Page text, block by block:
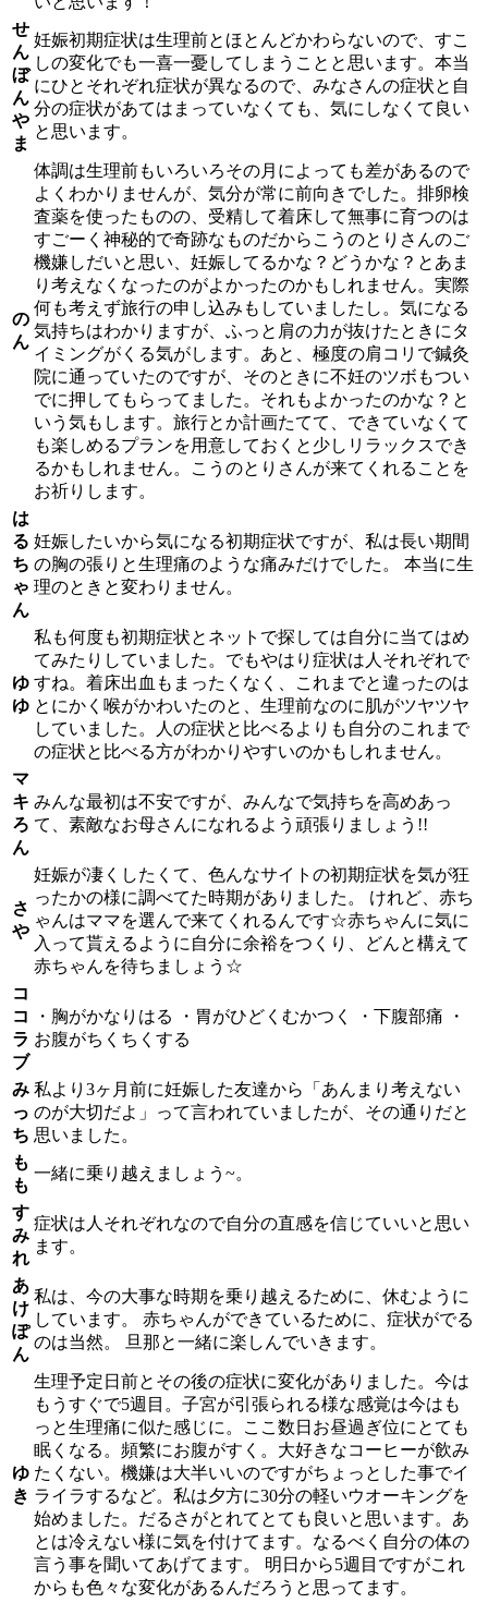
せ
ん
ぼ
ん
や
ま
妊娠初期症状は生理前とほとんどかわらないので、すこ
しの変化でも一喜一憂してしまうことと思います。本当
にひとそれぞれ症状が異なるので、みなさんの症状と自
分の症状があてはまっていなくても、気にしなくて良い
と思います。
の
ん
体調は生理前もいろいろその月によっても差があるので
よくわかりませんが、気分が常に前向きでした。排卵検
査薬を使ったものの、受精して着床して無事に育つのは
すごーく神秘的で奇跡なものだからこうのとりさんのご
機嫌しだいと思い、妊娠してるかな？どうかな？とあま
り考えなくなったのがよかったのかもしれません。実際
何も考えず旅行の申し込みもしていましたし。気になる
気持ちはわかりますが、ふっと肩の力が抜けたときにタ
イミングがくる気がします。あと、極度の肩コリで鍼灸
院に通っていたのですが、そのときに不妊のツボもつい
でに押してもらってました。それもよかったのかな？と
いう気もします。旅行とか計画たてて、できていなくて
も楽しめるプランを用意しておくと少しリラックスでき
るかもしれません。こうのとりさんが来てくれることを
お祈りします。
は
る
ち
ゃ
ん
妊娠したいから気になる初期症状ですが、私は長い期間
の胸の張りと生理痛のような痛みだけでした。 本当に生
理のときと変わりません。
ゆ
ゆ
私も何度も初期症状とネットで探しては自分に当てはめ
てみたりしていました。でもやはり症状は人それぞれで
すね。着床出血もまったくなく、これまでと違ったのは
とにかく喉がかわいたのと、生理前なのに肌がツヤツヤ
していました。人の症状と比べるよりも自分のこれまで
の症状と比べる方がわかりやすいのかもしれません。
マ
キ
ろ
ん
みんな最初は不安ですが、みんなで気持ちを高めあっ
て、素敵なお母さんになれるよう頑張りましょう!!
さ
や
妊娠が凄くしたくて、色んなサイトの初期症状を気が狂
ったかの様に調べてた時期がありました。 けれど、赤ち
ゃんはママを選んで来てくれるんです☆赤ちゃんに気に
入って貰えるように自分に余裕をつくり、どんと構えて
赤ちゃんを待ちましょう☆
コ
コ
ラ
ブ
・胸がかなりはる ・胃がひどくむかつく ・下腹部痛 ・
お腹がちくちくする
み
っ
ち
私より3ヶ月前に妊娠した友達から「あんまり考えない
のが大切だよ」って言われていましたが、その通りだと
思いました。
も
も
一緒に乗り越えましょう~。
す
み
れ
症状は人それぞれなので自分の直感を信じていいと思い
ます。
あ
け
ぽ
ん
私は、今の大事な時期を乗り越えるために、休むように
しています。 赤ちゃんができているために、症状がでる
のは当然。 旦那と一緒に楽しんでいきます。
ゆ
き
生理予定日前とその後の症状に変化がありました。今は
もうすぐで5週目。子宮が引張られる様な感覚は今はも
っと生理痛に似た感じに。ここ数日お昼過ぎ位にとても
眠くなる。頻繁にお腹がすく。大好きなコーヒーが飲み
たくない。機嫌は大半いいのですがちょっとした事でイ
ライラするなど。私は夕方に30分の軽いウオーキングを
始めました。だるさがとれてとても良いと思います。あ
とは冷えない様に気を付けてます。なるべく自分の体の
言う事を聞いてあげてます。 明日から5週目ですがこれ
からも色々な変化があるんだろうと思ってます。